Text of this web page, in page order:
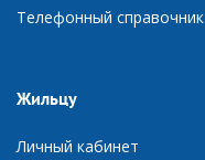
Телефонный справочник
Жильцу
Личный кабинет